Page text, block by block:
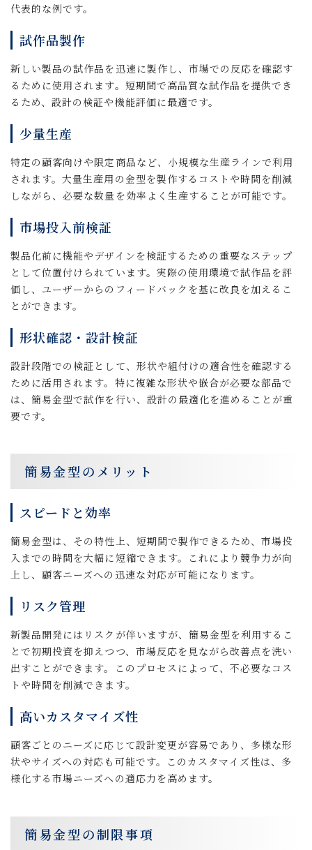
代表的な例です。
試作品製作
新しい製品の試作品を迅速に製作し、市場での反応を確認す
るために使用されます。短期間で高品質な試作品を提供でき
るため、設計の検証や機能評価に最適です。
少量生産
特定の顧客向けや限定商品など、小規模な生産ラインで利用
されます。大量生産用の金型を製作するコストや時間を削減
しながら、必要な数量を効率よく生産することが可能です。
市場投入前検証
製品化前に機能やデザインを検証するための重要なステップ
として位置付けられています。実際の使用環境で試作品を評
価し、ユーザーからのフィードバックを基に改良を加えるこ
とができます。
形状確認・設計検証
設計段階での検証として、形状や組付けの適合性を確認する
ために活用されます。特に複雑な形状や嵌合が必要な部品で
は、簡易金型で試作を行い、設計の最適化を進めることが重
要です。
簡易金型のメリット
スピードと効率
簡易金型は、その特性上、短期間で製作できるため、市場投
入までの時間を大幅に短縮できます。これにより競争力が向
上し、顧客ニーズへの迅速な対応が可能になります。
リスク管理
新製品開発にはリスクが伴いますが、簡易金型を利用するこ
とで初期投資を抑えつつ、市場反応を見ながら改善点を洗い
出すことができます。このプロセスによって、不必要なコス
トや時間を削減できます。
高いカスタマイズ性
顧客ごとのニーズに応じて設計変更が容易であり、多様な形
状やサイズへの対応も可能です。このカスタマイズ性は、多
様化する市場ニーズへの適応力を高めます。
簡易金型の制限事項